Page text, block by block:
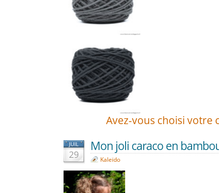
Avez-vous choisi votre
JUIL
29
Mon joli caraco en
Kaleïdo